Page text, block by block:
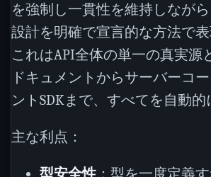
を強制し一貫性を維持しなが
設計を明確で宣言的な方法で表
これはAPI全体の単一の真実源
ドキュメントからサーバーコ
ントSDKまで、すべてを自動的
主な利点：